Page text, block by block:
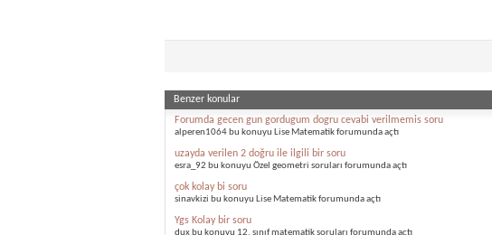
Benzer konular
Forumda gecen gun gordugum dogru cevabi verilmemis soru
alperen1064 bu konuyu Lise Matematik forumunda açtı
uzayda verilen 2 doğru ile ilgili bir soru
esra_92 bu konuyu Özel geometri soruları forumunda açtı
çok kolay bi soru
sinavkizi bu konuyu Lise Matematik forumunda açtı
Ygs Kolay bir soru
dux bu konuyu 12. sınıf matematik soruları forumunda açtı